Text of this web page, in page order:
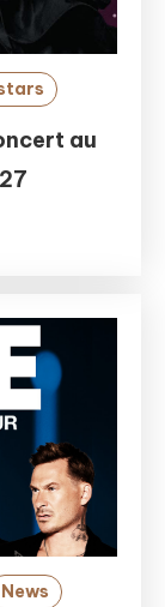
au
News